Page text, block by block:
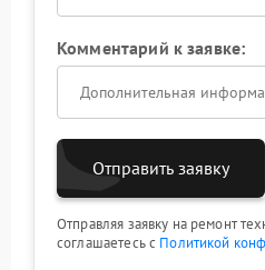
Комментарий к заявке:
Отправить заявку
Отправляя заявку на ремонт
соглашаетесь с Политикой